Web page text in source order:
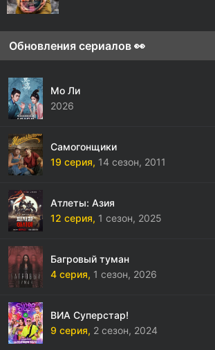
Обновления сериалов 👀
Мо Ли
2026
Самогонщики
19 серия, 14 сезон, 2011
Атлеты: Азия
12 серия, 1 сезон, 2025
Багровый туман
4 серия, 1 сезон, 2026
ВИА Суперстар!
9 серия, 2 сезон, 2024